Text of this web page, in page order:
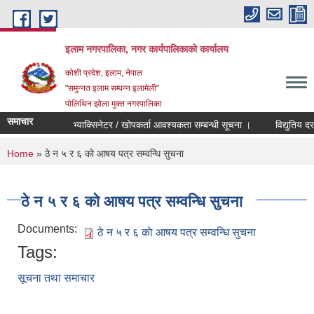
Skip to main content
इलाम नगरपालिका, नगर कार्यपालिकाको कार्यालय
कोशी प्रदेश, इलाम, नेपाल
"समुन्नत इलाम सम्पन्न इलामेली"
पोलिथिन झोला मुक्त नगरपालिका
समाचार भ्याक्सिनेटर / खोपकर्ता आवश्यकता सम्बन्धी सूचना । विद्युतिय
You are here
Home » ठे‍ न‌‍ ५ र ६ काे आषय पत्र सम्वन्धि सुचना
ठे‍ न‌‍ ५ र ६ काे आषय पत्र सम्वन्धि सुचना
Documents: ठे‍ न‌‍ ५ र ६ काे आषय पत्र सम्वन्धि सुचना
Tags:
सूचना तथा समाचार